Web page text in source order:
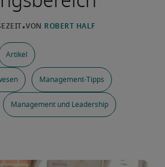
Artikel
Management-Tipps
Management und Leadership